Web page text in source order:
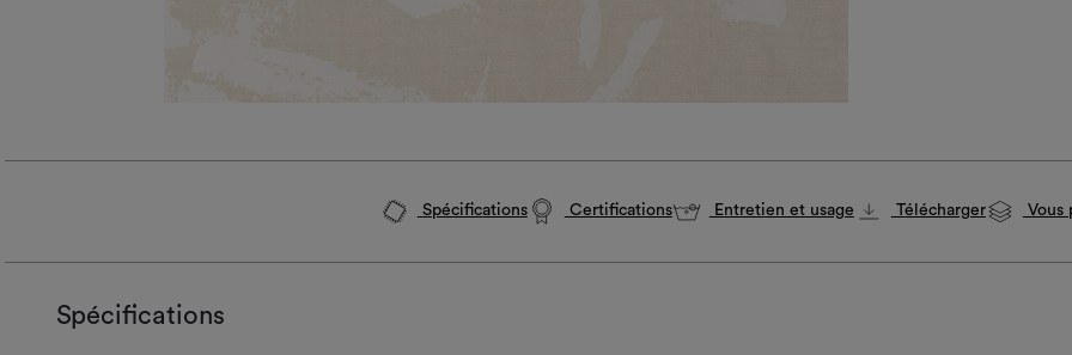
Spécifications Certifications Entretien et usage Télécharger Vous
Spécifications